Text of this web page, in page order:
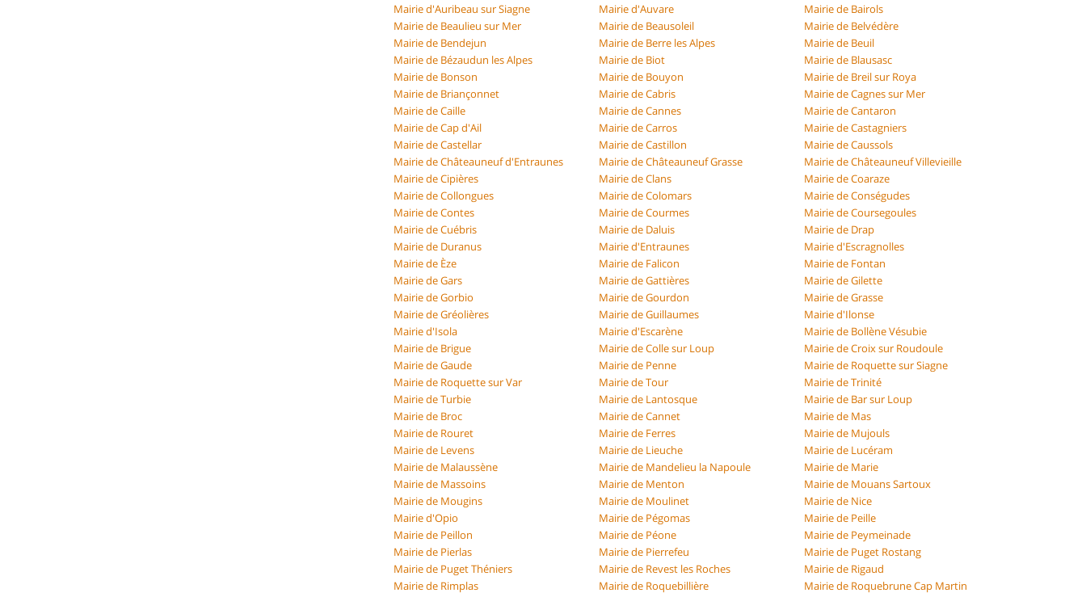
Mairie d'Auribeau sur Siagne
Mairie d'Auvare
Mairie de Bairols
Mairie de Beaulieu sur Mer
Mairie de Beausoleil
Mairie de Belvédère
Mairie de Bendejun
Mairie de Berre les Alpes
Mairie de Beuil
Mairie de Bézaudun les Alpes
Mairie de Biot
Mairie de Blausasc
Mairie de Bonson
Mairie de Bouyon
Mairie de Breil sur Roya
Mairie de Briançonnet
Mairie de Cabris
Mairie de Cagnes sur Mer
Mairie de Caille
Mairie de Cannes
Mairie de Cantaron
Mairie de Cap d'Ail
Mairie de Carros
Mairie de Castagniers
Mairie de Castellar
Mairie de Castillon
Mairie de Caussols
Mairie de Châteauneuf d'Entraunes
Mairie de Châteauneuf Grasse
Mairie de Châteauneuf Villevieille
Mairie de Cipières
Mairie de Clans
Mairie de Coaraze
Mairie de Collongues
Mairie de Colomars
Mairie de Conségudes
Mairie de Contes
Mairie de Courmes
Mairie de Coursegoules
Mairie de Cuébris
Mairie de Daluis
Mairie de Drap
Mairie de Duranus
Mairie d'Entraunes
Mairie d'Escragnolles
Mairie de Èze
Mairie de Falicon
Mairie de Fontan
Mairie de Gars
Mairie de Gattières
Mairie de Gilette
Mairie de Gorbio
Mairie de Gourdon
Mairie de Grasse
Mairie de Gréolières
Mairie de Guillaumes
Mairie d'Ilonse
Mairie d'Isola
Mairie d'Escarène
Mairie de Bollène Vésubie
Mairie de Brigue
Mairie de Colle sur Loup
Mairie de Croix sur Roudoule
Mairie de Gaude
Mairie de Penne
Mairie de Roquette sur Siagne
Mairie de Roquette sur Var
Mairie de Tour
Mairie de Trinité
Mairie de Turbie
Mairie de Lantosque
Mairie de Bar sur Loup
Mairie de Broc
Mairie de Cannet
Mairie de Mas
Mairie de Rouret
Mairie de Ferres
Mairie de Mujouls
Mairie de Levens
Mairie de Lieuche
Mairie de Lucéram
Mairie de Malaussène
Mairie de Mandelieu la Napoule
Mairie de Marie
Mairie de Massoins
Mairie de Menton
Mairie de Mouans Sartoux
Mairie de Mougins
Mairie de Moulinet
Mairie de Nice
Mairie d'Opio
Mairie de Pégomas
Mairie de Peille
Mairie de Peillon
Mairie de Péone
Mairie de Peymeinade
Mairie de Pierlas
Mairie de Pierrefeu
Mairie de Puget Rostang
Mairie de Puget Théniers
Mairie de Revest les Roches
Mairie de Rigaud
Mairie de Rimplas
Mairie de Roquebillière Mairie de Roquebrune Cap Martin